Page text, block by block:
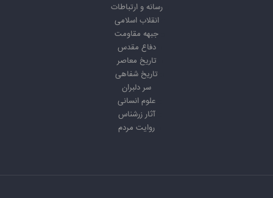
رسانه و ارتباطات
انقلاب اسلامی
جبهه مقاومت
دفاع مقدس
تاریخ معاصر
تاریخ شفاهی
سر دلبران
علوم انسانی
آثار زرشناس
روایت مردم